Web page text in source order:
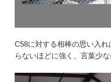
C58に対する相棒の思い入
らないほどに強く、言葉少